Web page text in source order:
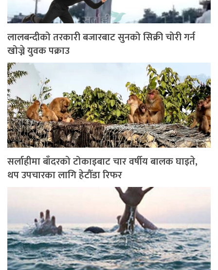
लालबन्दीको तरकारी बजारबाट सुनको सिक्री चोरी गर्न
खोज्ने युवक पक्राउ
सर्लाहीमा बाँदरको टोकाइबाट चार वर्षीय बालक घाइते,
थप उपचारका लागि हेटौँडा रिफर